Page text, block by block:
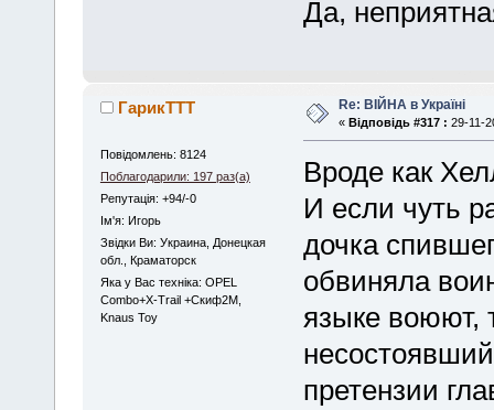
Да,
ГарикTTT
Повідомлень: 8124
Поблагодарили: 197 раз(а)
Репутація: +94/-0
Iм'я: Игорь
Звідки Ви: Украина, Донецкая
обл., Краматорск
Яка у Вас техніка: OPEL
Combo+X-Trail +Скиф2М,
Knaus Toy
Re: ВІЙНА в Україні
« Відповідь #317 : 29-11-
Вроде как
И если чуть
дочка
обвиняла
языке воюют,
претензии